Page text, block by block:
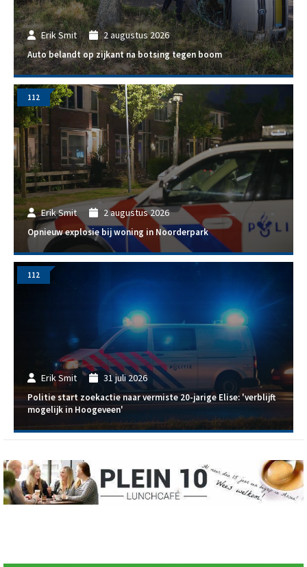
Erik Smit 2 augustus 2026
Auto belandt op zijkant na botsing tegen boom
Erik Smit 2 augustus 2026
Opnieuw explosie bij woning in Noorderpark
112
Erik Smit 31 juli 2026
Politie start zoekactie naar vermiste 20-jarige Elise: 'verblijft
mogelijk in Hoogeveen'
112